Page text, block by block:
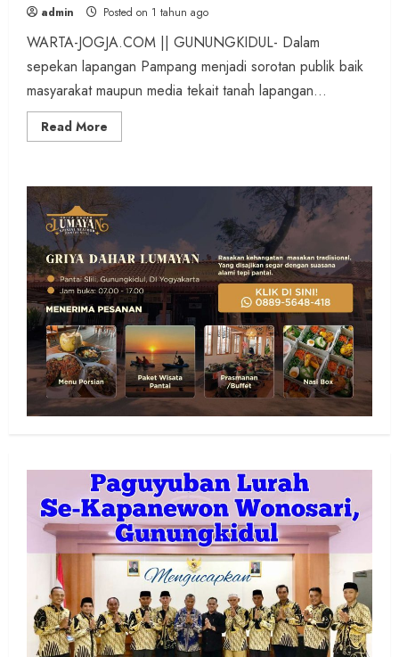
admin Posted on 1 tahun ago
WARTA-JOGJA.COM || GUNUNGKIDUL- Dalam
sepekan lapangan Pampang menjadi sorotan publik baik
masyarakat maupun media tekait tanah lapangan...
Read More
more
Pampang
Terkait
Lapangan,
Begini
Penjelasannya